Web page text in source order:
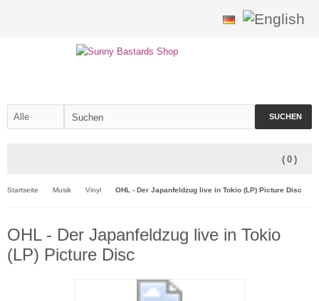
SUCHEN
( 0 )
Startseite Musik Vinyl OHL - Der Japanfeldzug live in Tokio (LP) Picture Disc
OHL - Der Japanfeldzug live in Tokio
(LP) Picture Disc